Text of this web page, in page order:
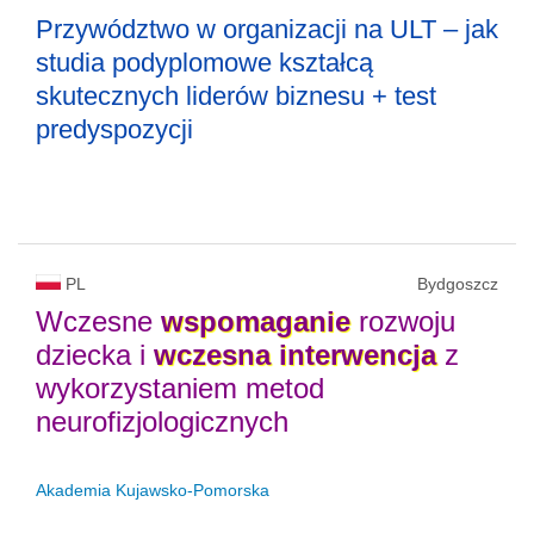
Przywództwo w organizacji na ULT – jak
studia podyplomowe kształcą
skutecznych liderów biznesu + test
predyspozycji
PL Bydgoszcz
Wczesne wspomaganierozwoju
dziecka i wczesna interwencjaz
wykorzystaniem metod
neurofizjologicznych
Akademia Kujawsko-Pomorska